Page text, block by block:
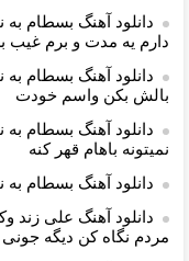
دانلود آهنگ بسطام
دارم یه مدت و برم غیب
دانلود آهنگ بسطام
بالش بکن واسم خودت
دانلود آهنگ بسطام به
نمیتونه باهام قهر کنه
دانلود آهنگ بسطام به
دانلود آهنگ علی زند
مردم نگاه كن دیگه